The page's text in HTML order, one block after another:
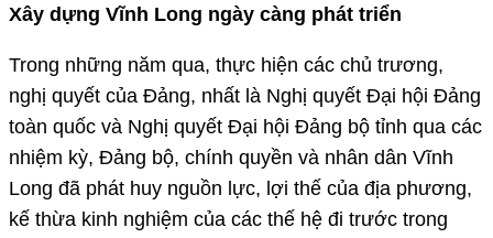
Xây dựng Vĩnh Long ngày càng phát triển
Trong những năm qua, thực hiện các chủ trương,
nghị quyết của Đảng, nhất là Nghị quyết Đại hội Đảng
toàn quốc và Nghị quyết Đại hội Đảng bộ tỉnh qua các
nhiệm kỳ, Đảng bộ, chính quyền và nhân dân Vĩnh
Long đã phát huy nguồn lực, lợi thế của địa phương,
kế thừa kinh nghiệm của các thế hệ đi trước trong